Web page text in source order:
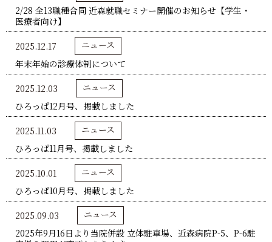
2/28 全13職種合同 近森就職セミナー開催のお知らせ【学生・
医療者向け】
2025.12.17
ニュース
年末年始の診療体制について
2025.12.03
ニュース
ひろっぱ12月号、掲載しました
2025.11.03
ニュース
ひろっぱ11月号、掲載しました
2025.10.01
ニュース
ひろっぱ10月号、掲載しました
2025.09.03
ニュース
2025年9月16日より当院併設 立体駐車場、近森病院P-5、P-6駐